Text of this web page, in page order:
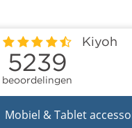
Mobiel & Tablet